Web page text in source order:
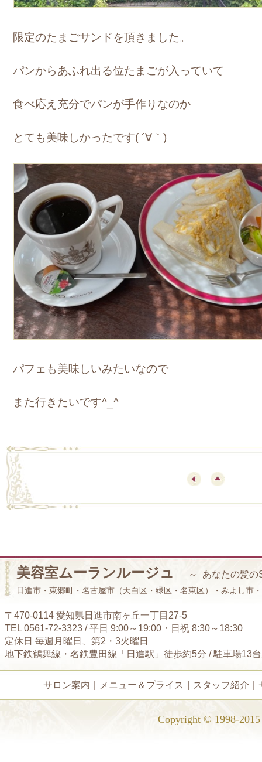
限定のたまごサンドを頂きました。
パンからあふれ出る位たまごが入っていて
食べ応え充分でパンが手作りなのか
とても美味しかったです( ´∀｀)
パフェも美味しいみたいなので
また行きたいです^_^
美容室ムーランルージュ ～ あなたの髪の
日進市・東郷町・名古屋市（天白区・緑区・名東区）・みよし市
〒470-0114 愛知県日進市南ヶ丘一丁目27-5
TEL 0561-72-3323 / 平日 9:00～19:00・日祝 8:30～18:30
定休日 毎週月曜日、第2・3火曜日
地下鉄鶴舞線・名鉄豊田線「日進駅」徒歩約5分 / 駐車場13
サロン案内 メニュー＆プライス スタッフ紹介
Copyright © 1998-